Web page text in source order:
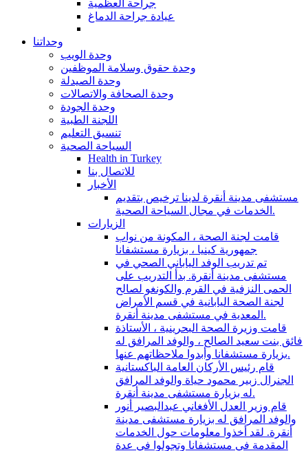
جراحة العظمية
عيادة جراحة الدماغ
وحداتنا
وحدة الويب
وحدة حقوق وسلامة الموظفين
وحدة الصيدلة
وحدة الصحافة والاتصالات
وحدة الجودة
اللجنة الطبية
تنسيق التعليم
السياحة الصحية
Health in Turkey
للاتصال بنا
الأخبار
مستشفى مدينة أنقرة لدينا ترخيص بتقديم
الخدمات في مجال السياحة الصحية.
الزيارات
قامت لجنة الصحة ، المكونة من نواب
جمهورية كينيا ، بزيارة مستشفانا
تم تدريب الوفد الياباني الصحي في
مستشفى مدينة أنقرة. بدأ التدريب على
الحمى النزفية في القرم والكونغو لصالح
لجنة الصحة اليابانية في قسم الأمراض
المعدية في مستشفى مدينة أنقرة.
قامت وزيرة الصحة البحرينية ، الأستاذة
فائق بنت سعيد الصالح ، والوفد المرافق له
بزيارة مستشفانا وأبدوا ملاحظاتهم عنها.
قام رئيس الأركان العامة الباكستانية
الجنرال زبير محمود حياة والوفد المرافق
له بزيارة مستشفى مدينة أنقرة.
قام وزير العدل الأفغاني عبدالبصير أنور
والوفد المرافق له بزيارة مستشفى مدينة
أنقرة. لقد أخذوا معلومات حول الخدمات
المقدمة في مستشفانا وتجولوا في عدة